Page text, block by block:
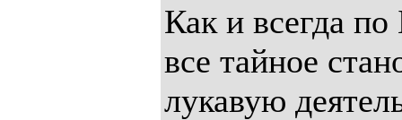
Как и всегда
все тайное
лукавую